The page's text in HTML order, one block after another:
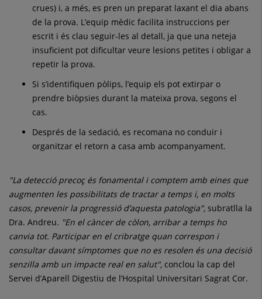
crues) i, a més, es pren un preparat laxant el dia abans
de la prova. L’equip mèdic facilita instruccions per
escrit i és clau seguir-les al detall, ja que una neteja
insuficient pot dificultar veure lesions petites i obligar a
repetir la prova.
Si s’identifiquen pòlips, l’equip els pot extirpar o
prendre biòpsies durant la mateixa prova, segons el
cas.
Després de la sedació, es recomana no conduir i
organitzar el retorn a casa amb acompanyament.
"La detecció precoç és fonamental i comptem amb eines que
augmenten les possibilitats de tractar a temps i, en molts
casos, prevenir la progressió d’aquesta patologia", subratlla la
Dra. Andreu. "En el càncer de còlon, arribar a temps ho
canvia tot. Participar en el cribratge quan correspon i
consultar davant símptomes que no es resolen és una decisió
senzilla amb un impacte real en salut", conclou la cap del
Servei d’Aparell Digestiu de l’Hospital Universitari Sagrat Cor.